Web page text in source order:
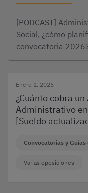
[PODCAST]
Social, ¿cómo
convocatoria
Enero 1, 2026
¿Cuánto cobra
Administrativo en
[Sueldo
Convocatorias y Guías
Varias oposiciones